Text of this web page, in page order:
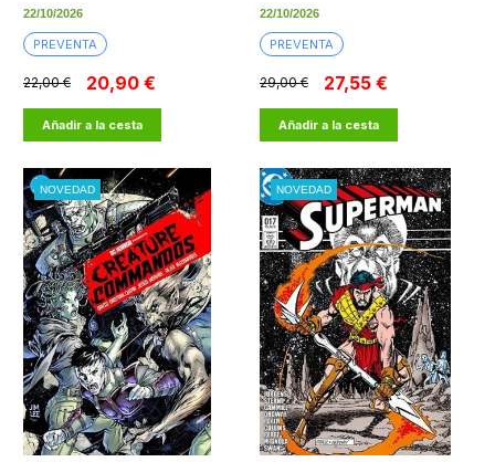
22/10/2026
PREVENTA
22,00 € 20,90 €
Añadir a la cesta
22/10/2026
PREVENTA
29,00 € 27,55 €
Añadir a la cesta
NOVEDAD NOVEDAD